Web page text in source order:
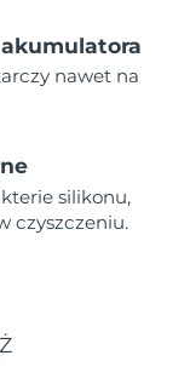
nawet na
silikonu,
czyszczeniu.